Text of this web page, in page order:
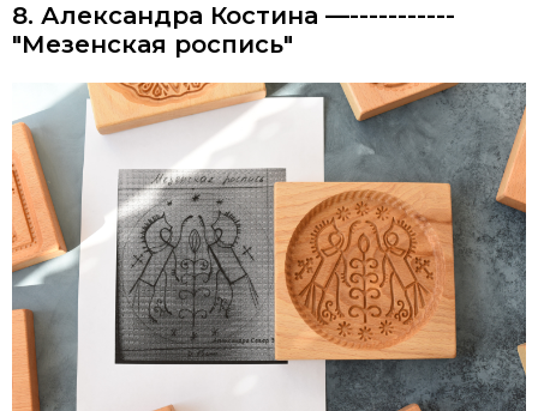
8. Александра Костина —-----------
"Мезенская роспись"